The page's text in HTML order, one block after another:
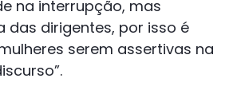
na interrupção, mas
das dirigentes, por isso é
serem assertivas na